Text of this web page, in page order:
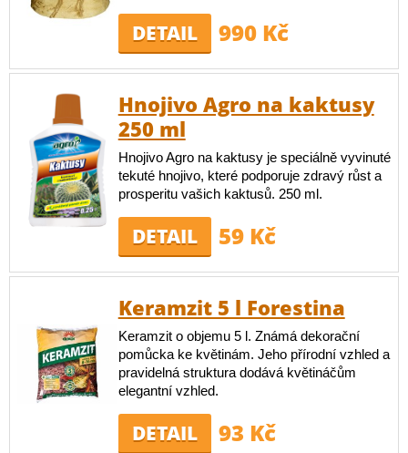
DETAIL 990 Kč
Hnojivo Agro na kaktusy
250 ml
Hnojivo Agro na kaktusy je speciálně vyvinuté
tekuté hnojivo, které podporuje zdravý růst a
prosperitu vašich kaktusů. 250 ml.
DETAIL 59 Kč
Keramzit 5 l Forestina
Keramzit o objemu 5 l. Známá dekorační
pomůcka ke květinám. Jeho přírodní vzhled a
pravidelná struktura dodává květináčům
elegantní vzhled.
DETAIL 93 Kč